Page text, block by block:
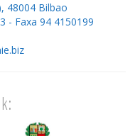
48004 Bilbao
- Faxa 94 4150199